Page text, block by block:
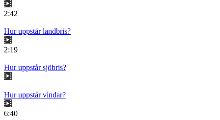
2:42
Hur uppstår landbris?
2:19
Hur uppstår sjöbris?
Hur uppstår vindar?
6:40